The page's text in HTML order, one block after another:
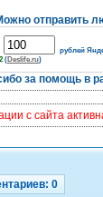
отправить
рублей
(Deslife.ru)
за помощь в
с сайта
0